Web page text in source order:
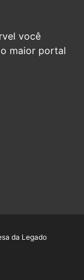
você
maior portal
da Legado